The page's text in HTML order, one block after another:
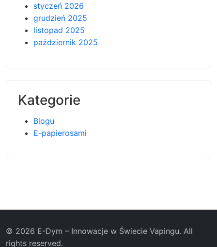
styczeń 2026
grudzień 2025
listopad 2025
październik 2025
Kategorie
Blogu
E-papierosami
© 2026 E-Dym – Innowacje w Świecie Vapingu. All
rights reserved.